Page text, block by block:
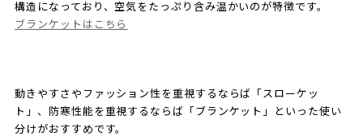
構造になっており、空気をたっぷり含み温かいのが特徴です。
ブランケットはこちら
動きやすさやファッション性を重視するならば「スローケッ
ト」、防寒性能を重視するならば「ブランケット」といった使い
分けがおすすめです。